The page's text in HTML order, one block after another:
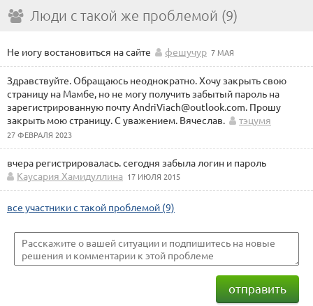
Люди с такой же проблемой (9)
Не иогу востановиться на сайте фешучур 7 МАЯ
Здравствуйте. Обращаюсь неоднократно. Хочу закрыть свою
страницу на Мамбе, но не могу получить забытый пароль на
зарегистрированную почту AndriViach@outlook.com. Прошу
закрыть мою страницу. С уважением. Вячеслав.
тэцумя
27 ФЕВРАЛЯ 2023
вчера регистрировалась. сегодня забыла логин и пароль
Каусария Хамидуллина 17 ИЮЛЯ 2015
все участники с такой проблемой (9)
отправить